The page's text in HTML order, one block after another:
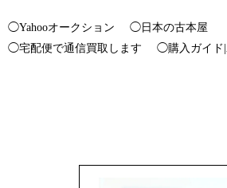
◯Yahooオークション
◯日本の古本屋
◯宅配便で通信買取します
◯購入ガイド